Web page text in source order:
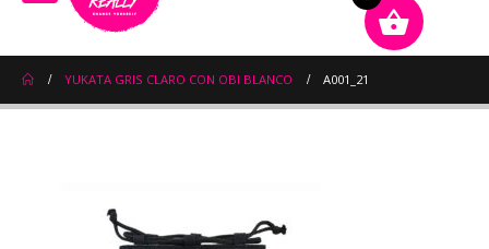
YUKATA GRIS CLARO CON OBI BLANCO A001_21